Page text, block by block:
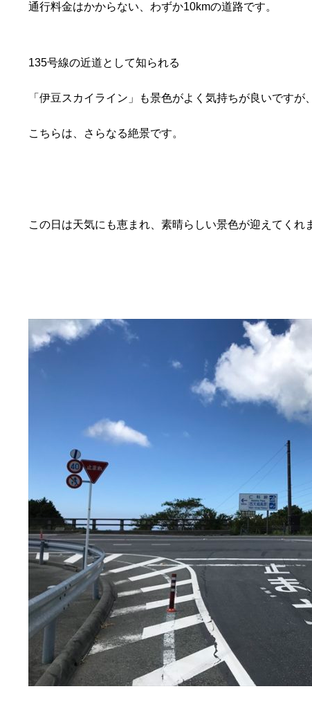
通行料金はかからない、わずか10kmの道路です。
135号線の近道として知られる
「伊豆スカイライン」も景色がよく気持ちが良いですが
こちらは、さらなる絶景です。
この日は天気にも恵まれ、素晴らしい景色が迎えてくれ